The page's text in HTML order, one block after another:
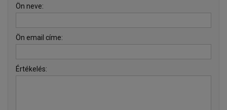
Ön neve:
Ön email címe:
Értékelés: